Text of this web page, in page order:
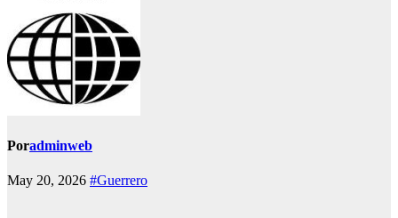
Poradminweb
May 20, 2026 #Guerrero